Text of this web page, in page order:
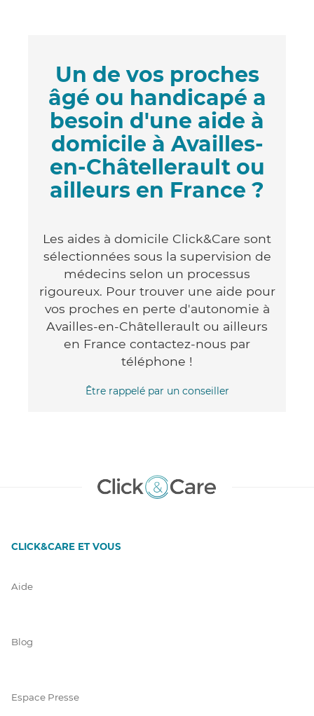
Un de vos proches
âgé ou handicapé a
besoin d'une aide à
domicile à Availles-
en-Châtellerault ou
ailleurs en France ?
Les aides à domicile Click&Care sont
sélectionnées sous la supervision de
médecins selon un processus
rigoureux. Pour trouver une aide pour
vos proches en perte d'autonomie à
Availles-en-Châtellerault ou ailleurs
en France contactez-nous par
téléphone !
Être rappelé par un conseiller
CLICK&CARE ET VOUS
Aide
Blog
Espace Presse